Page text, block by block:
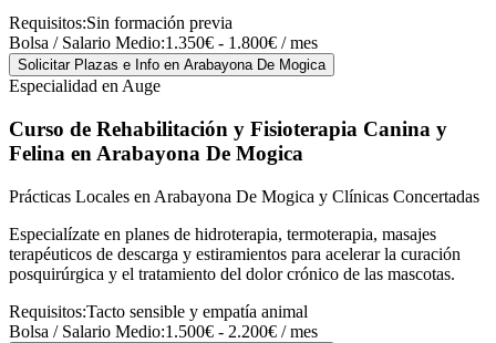
Requisitos:Sin formación previa
Bolsa / Salario Medio:1.350€ - 1.800€ / mes
Solicitar Plazas e Info en Arabayona De Mogica
Especialidad en Auge
Curso de Rehabilitación y Fisioterapia Canina y
Felina en Arabayona De Mogica
Prácticas Locales en Arabayona De Mogica y Clínicas Concertadas
Especialízate en planes de hidroterapia, termoterapia, masajes
terapéuticos de descarga y estiramientos para acelerar la curación
posquirúrgica y el tratamiento del dolor crónico de las mascotas.
Requisitos:Tacto sensible y empatía animal
Bolsa / Salario Medio:1.500€ - 2.200€ / mes